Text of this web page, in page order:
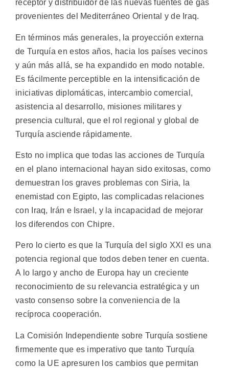
receptor y distribuidor de las nuevas fuentes de gas
provenientes del Mediterráneo Oriental y de Iraq.
En términos más generales, la proyección externa
de Turquía en estos años, hacia los países vecinos
y aún más allá, se ha expandido en modo notable.
Es fácilmente perceptible en la intensificación de
iniciativas diplomáticas, intercambio comercial,
asistencia al desarrollo, misiones militares y
presencia cultural, que el rol regional y global de
Turquía asciende rápidamente.
Esto no implica que todas las acciones de Turquía
en el plano internacional hayan sido exitosas, como
demuestran los graves problemas con Siria, la
enemistad con Egipto, las complicadas relaciones
con Iraq, Irán e Israel, y la incapacidad de mejorar
los diferendos con Chipre.
Pero lo cierto es que la Turquía del siglo XXI es una
potencia regional que todos deben tener en cuenta.
A lo largo y ancho de Europa hay un creciente
reconocimiento de su relevancia estratégica y un
vasto consenso sobre la conveniencia de la
recíproca cooperación.
La Comisión Independiente sobre Turquía sostiene
firmemente que es imperativo que tanto Turquía
como la UE apresuren los cambios que permitan